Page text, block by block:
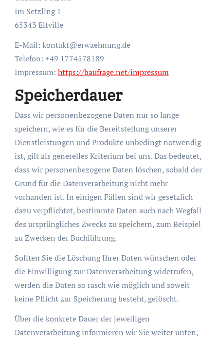
Im Setzling 1
65343 Eltville
E-Mail: kontakt@erwaehnung.de
Telefon: +49 1774578189
Impressum: https://baufrage.net/impressum
Speicherdauer
Dass wir personenbezogene Daten nur so lange
speichern, wie es für die Bereitstellung unserer
Dienstleistungen und Produkte unbedingt notwendig
ist, gilt als generelles Kriterium bei uns. Das bedeutet,
dass wir personenbezogene Daten löschen, sobald der
Grund für die Datenverarbeitung nicht mehr
vorhanden ist. In einigen Fällen sind wir gesetzlich
dazu verpflichtet, bestimmte Daten auch nach Wegfall
des ursprüngliches Zwecks zu speichern, zum Beispiel
zu Zwecken der Buchführung.
Sollten Sie die Löschung Ihrer Daten wünschen oder
die Einwilligung zur Datenverarbeitung widerrufen,
werden die Daten so rasch wie möglich und soweit
keine Pflicht zur Speicherung besteht, gelöscht.
Über die konkrete Dauer der jeweiligen
Datenverarbeitung informieren wir Sie weiter unten,